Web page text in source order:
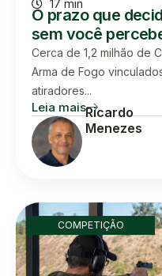
17 min
O prazo que
sem você
Cerca de 1,2 milhão de
Arma de Fogo
atiradores...
Leia maisRicardo
Menezes
COMPETIÇÃO